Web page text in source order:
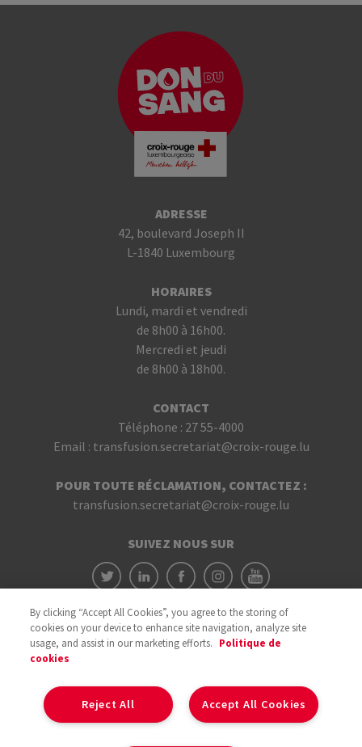
ADRESSE
42, boulevard Joseph II
L-1840 Luxembourg
HORAIRES
Lundi, mardi et vendredi
de 8h00 à 16h00.
Mercredi et jeudi
de 8h00 à 18h00.
CONTACT
Téléphone : 27 55-4000
Email : transfusion.secretariat@croix-rouge.lu
POUR TOUTE RÉCLAMATION, CONTACTEZ :
transfusion.secretariat@croix-rouge.lu
SUIVEZ NOUS SUR
By clicking “Accept All Cookies”, you agree to the storing of
cookies on your device to enhance site navigation, analyze site
usage, and assist in our marketing efforts. Politique de
cookies
Accept All Cookies
Reject All